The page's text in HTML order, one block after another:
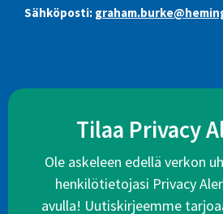
Sähköposti:
Tilaa Privacy
Ole askeleen edellä verkon
henkilötietojasi Privacy
avulla! Uutiskirjeemme